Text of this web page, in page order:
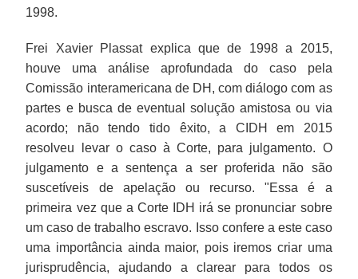
1998.
Frei Xavier Plassat explica que de 1998 a 2015,
houve uma análise aprofundada do caso pela
Comissão interamericana de DH, com diálogo com as
partes e busca de eventual solução amistosa ou via
acordo; não tendo tido êxito, a CIDH em 2015
resolveu levar o caso à Corte, para julgamento. O
julgamento e a sentença a ser proferida não são
suscetíveis de apelação ou recurso. "Essa é a
primeira vez que a Corte IDH irá se pronunciar sobre
um caso de trabalho escravo. Isso confere a este caso
uma importância ainda maior, pois iremos criar uma
jurisprudência, ajudando a clarear para todos os